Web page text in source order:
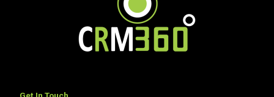
Get In Touch